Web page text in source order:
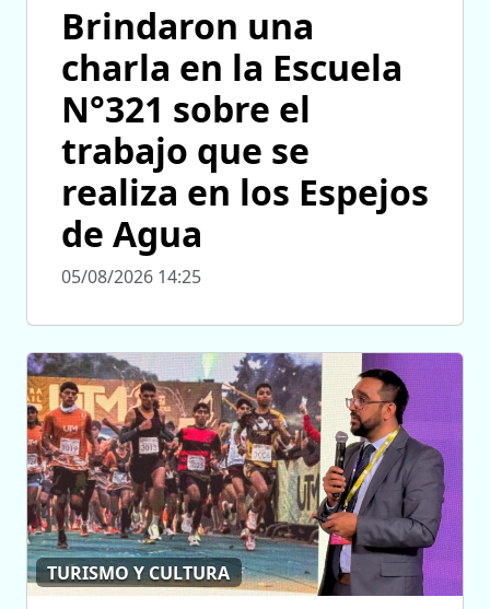
Brindaron una
charla en la Escuela
N°321 sobre el
trabajo que se
realiza en los Espejos
de Agua
05/08/2026 14:25
TURISMO Y CULTURA